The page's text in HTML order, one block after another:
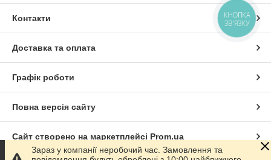
Контакти
Доставка та оплата
Графік роботи
Повна версія сайту
Сайт створено на маркетплейсі Prom.ua
Зараз у компанії неробочий час. Замовлення та
КНОПКА
ЗВ'ЯЗКУ